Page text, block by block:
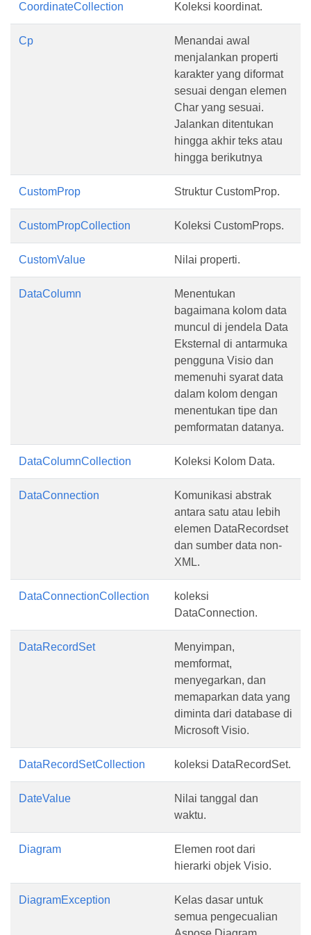
CoordinateCollection Koleksi koordinat.
Cp
Menandai awal
menjalankan properti
karakter yang diformat
sesuai dengan elemen
Char yang sesuai.
Jalankan ditentukan
hingga akhir teks atau
hingga berikutnya
CustomProp Struktur CustomProp.
CustomPropCollection Koleksi CustomProps.
CustomValue Nilai properti.
DataColumn
Menentukan
bagaimana kolom data
muncul di jendela Data
Eksternal di antarmuka
pengguna Visio dan
memenuhi syarat data
dalam kolom dengan
menentukan tipe dan
pemformatan datanya.
DataColumnCollection Koleksi Kolom Data.
DataConnection
Komunikasi abstrak
antara satu atau lebih
elemen DataRecordset
dan sumber data non-
XML.
DataConnectionCollection
koleksi
DataConnection.
DataRecordSet
Menyimpan,
memformat,
menyegarkan, dan
memaparkan data yang
diminta dari database di
Microsoft Visio.
DataRecordSetCollection koleksi DataRecordSet.
DateValue
Nilai tanggal dan
waktu.
Diagram
Elemen root dari
hierarki objek Visio.
DiagramException
Kelas dasar untuk
semua pengecualian